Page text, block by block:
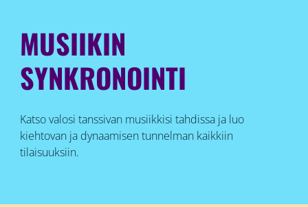
MUSIIKIN
SYNKRONOINTI
Katso valosi tanssivan musiikkisi tahdissa ja luo
kiehtovan ja dynaamisen tunnelman kaikkiin
tilaisuuksiin.